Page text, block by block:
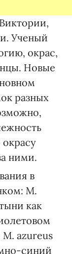
Ученый
окрас,
Новые
разных
ними.
в
M.
как
azureus
синий